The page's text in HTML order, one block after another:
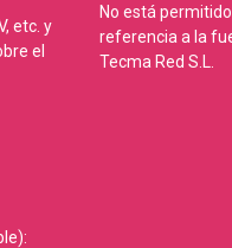
etc. y
el
No está
referencia a la
Tecma Red S.L.